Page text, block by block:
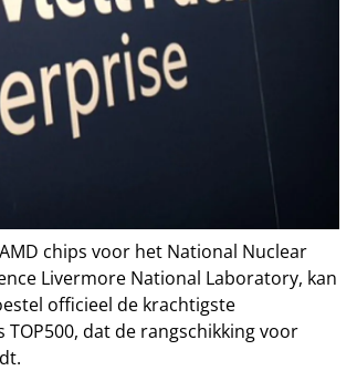
chips voor het National Nuclear
Livermore National Laboratory, kan
officieel de krachtigste
dat de rangschikking voor